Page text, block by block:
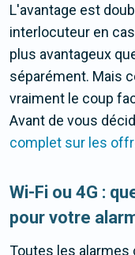
L'avantage est
interlocuteur en
plus avantageux
séparément. Mais
vraiment le coup
Avant de vous
complet sur les
Wi-Fi ou 4G :
pour votre
Toutes les